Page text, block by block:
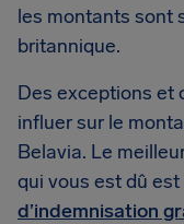
les montants sont
britannique.
Des exceptions et
influer sur le
Belavia. Le
qui vous est dû est
d’indemnisation